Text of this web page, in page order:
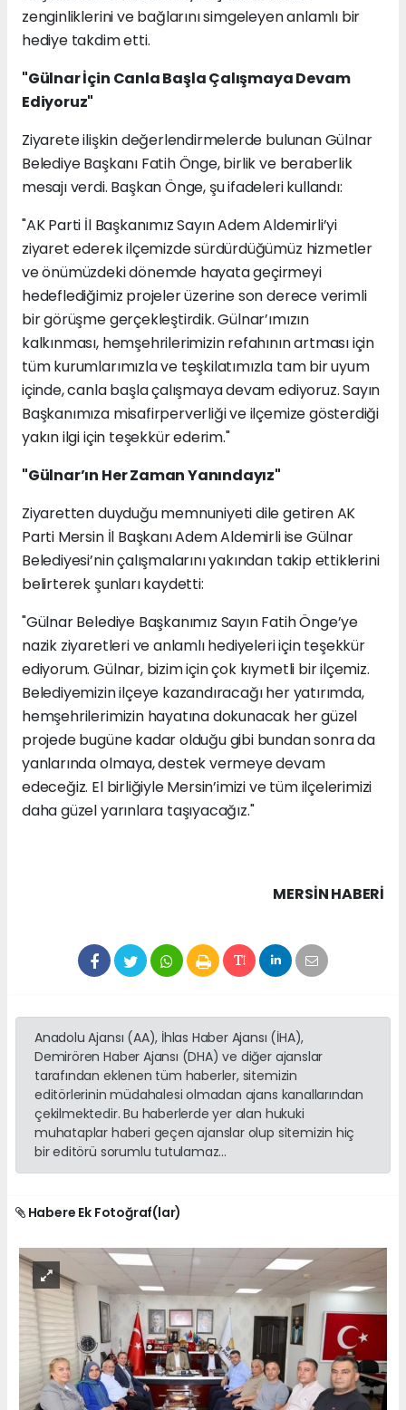
zenginliklerini ve bağlarını simgeleyen anlamlı bir
hediye takdim etti.
"Gülnar İçin Canla Başla Çalışmaya Devam
Ediyoruz"
Ziyarete ilişkin değerlendirmelerde bulunan Gülnar
Belediye Başkanı Fatih Önge, birlik ve beraberlik
mesajı verdi. Başkan Önge, şu ifadeleri kullandı:
"AK Parti İl Başkanımız Sayın Adem Aldemirli’yi
ziyaret ederek ilçemizde sürdürdüğümüz hizmetler
ve önümüzdeki dönemde hayata geçirmeyi
hedeflediğimiz projeler üzerine son derece verimli
bir görüşme gerçekleştirdik. Gülnar’ımızın
kalkınması, hemşehrilerimizin refahının artması için
tüm kurumlarımızla ve teşkilatımızla tam bir uyum
içinde, canla başla çalışmaya devam ediyoruz. Sayın
Başkanımıza misafirperverliği ve ilçemize gösterdiği
yakın ilgi için teşekkür ederim."
"Gülnar’ın Her Zaman Yanındayız"
Ziyaretten duyduğu memnuniyeti dile getiren AK
Parti Mersin İl Başkanı Adem Aldemirli ise Gülnar
Belediyesi’nin çalışmalarını yakından takip ettiklerini
belirterek şunları kaydetti:
"Gülnar Belediye Başkanımız Sayın Fatih Önge’ye
nazik ziyaretleri ve anlamlı hediyeleri için teşekkür
ediyorum. Gülnar, bizim için çok kıymetli bir ilçemiz.
Belediyemizin ilçeye kazandıracağı her yatırımda,
hemşehrilerimizin hayatına dokunacak her güzel
projede bugüne kadar olduğu gibi bundan sonra da
yanlarında olmaya, destek vermeye devam
edeceğiz. El birliğiyle Mersin’imizi ve tüm ilçelerimizi
daha güzel yarınlara taşıyacağız."
MERSIN HABERİ
Anadolu Ajansı (AA), İhlas Haber Ajansı (İHA),
Demirören Haber Ajansı (DHA) ve diğer ajanslar
tarafından eklenen tüm haberler, sitemizin
editörlerinin müdahalesi olmadan ajans kanallarından
çekilmektedir. Bu haberlerde yer alan hukuki
muhataplar haberi geçen ajanslar olup sitemizin hiç
bir editörü sorumlu tutulamaz...
Habere Ek Fotoğraf(lar)